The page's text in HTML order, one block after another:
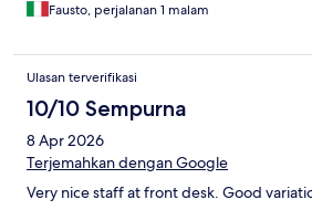
Fausto, perjalanan 1 malam
Ulasan terverifikasi
10/10 Sempurna
8 Apr 2026
Terjemahkan dengan Google
Very nice staff at front desk. Good